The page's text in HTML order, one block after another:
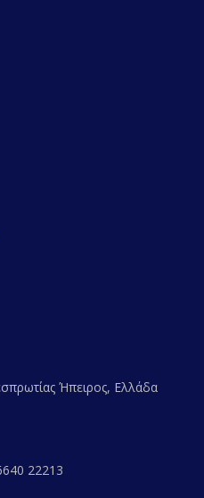
Ήπειρος, Ελλάδα
22213